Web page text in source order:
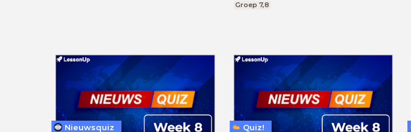
Groep 7,8
Nieuwsquiz Quiz!